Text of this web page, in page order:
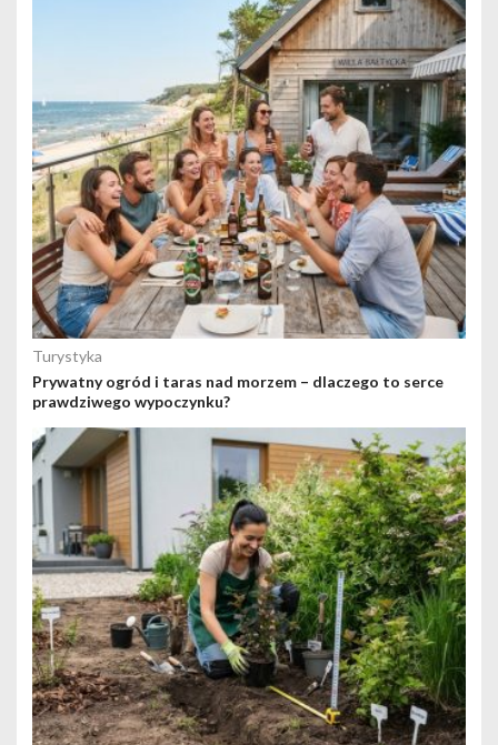
Turystyka
Prywatny ogród i taras nad morzem – dlaczego to serce
prawdziwego wypoczynku?